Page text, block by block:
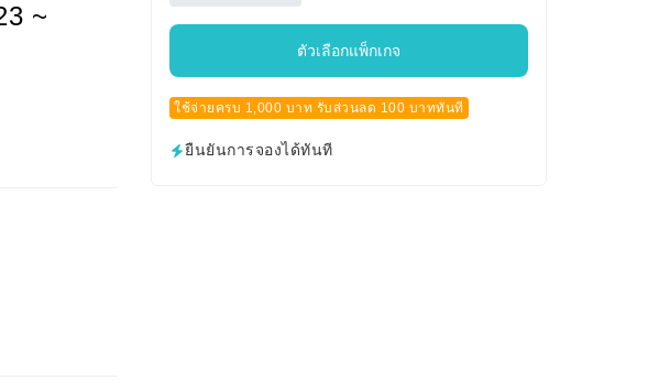
~
ตัวเลือกแพ็กเกจ
ใช้จ่ายครบ 1,000 บาท รับส่วนลด 100 บาททันที
ยืนยันการจองได้ทันที